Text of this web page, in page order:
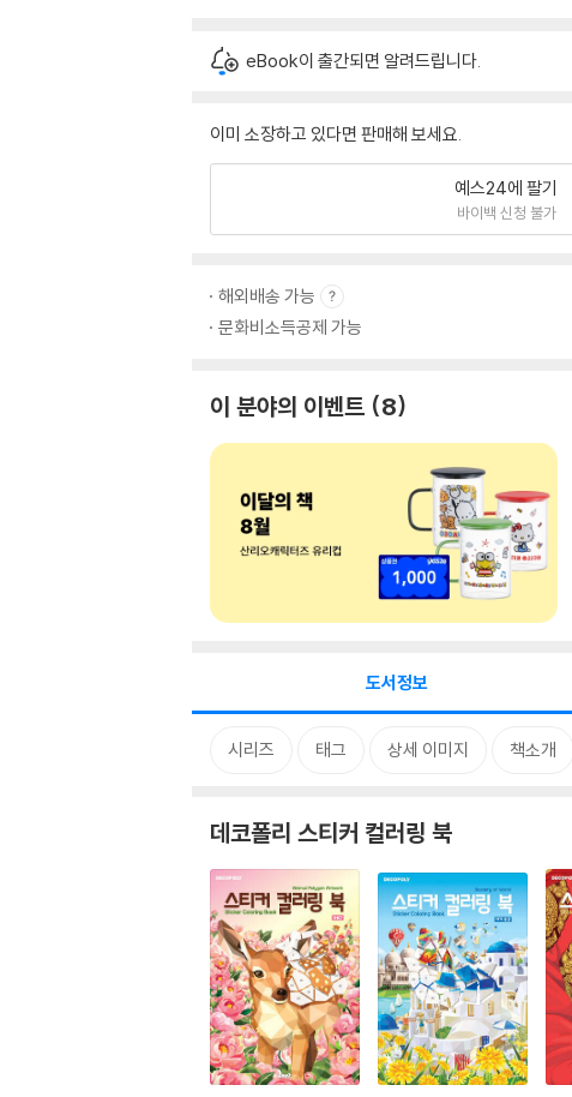
eBook이 출간되면 알려드립니다.
이미 소장하고 있다면 판매해 보세요.
예스24에 팔기
바이백 신청 불가
해외배송 가능
문화비소득공제 가능
이 분야의 이벤트 8
도서정보
시리즈 태그 상세 이미지 책소개
데코폴리 스티커 컬러링 북